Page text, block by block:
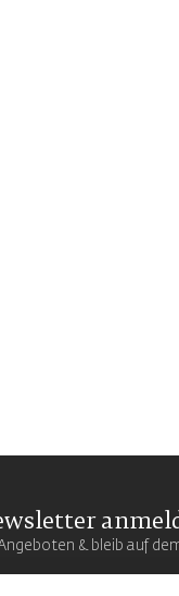
& bleib auf